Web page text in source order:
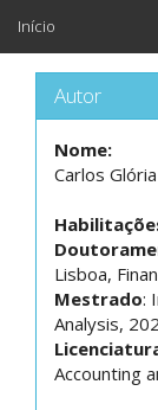
Início
Autor
Nome:
Carlos Glória
Lisboa,
Mestrado:
Analysis,
Accounting